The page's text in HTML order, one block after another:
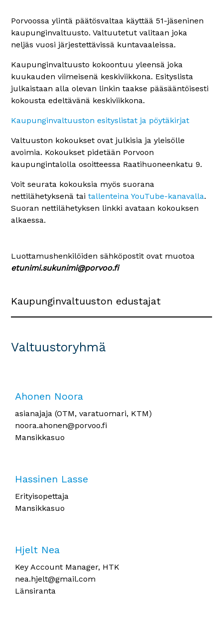
Porvoossa ylintä päätösvaltaa käyttää 51-jäseninen
kaupunginvaltuusto. Valtuutetut valitaan joka
neljäs vuosi järjestettävissä kuntavaaleissa.
Kaupunginvaltuusto kokoontuu yleensä joka
kuukauden viimeisenä keskiviikkona. Esityslista
julkaistaan alla olevan linkin taakse pääsääntöisesti
kokousta edeltävänä keskiviikkona.
Kaupunginvaltuuston esityslistat ja pöytäkirjat
Valtuuston kokoukset ovat julkisia ja yleisölle
avoimia. Kokoukset pidetään Porvoon
kaupungintalolla osoitteessa Raatihuoneenkatu 9.
Voit seurata kokouksia myös suorana
nettilähetyksenä taitallenteina YouTube-kanavalla.
Suoran nettilähetyksen linkki avataan kokouksen
alkaessa.
Luottamushenkilöiden sähköpostit ovat muotoa
etunimi.sukunimi@porvoo.fi
Kaupunginvaltuuston edustajat
Valtuustoryhmä
Ahonen Noora
asianajaja (OTM, varatuomari, KTM)
noora.ahonen@porvoo.fi
Mansikkasuo
Hassinen Lasse
Erityisopettaja
Mansikkasuo
Hjelt Nea
Key Account Manager, HTK
nea.hjelt@gmail.com
Länsiranta